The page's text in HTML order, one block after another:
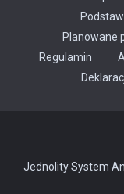
Planowane
Regulamin
Jednolity System